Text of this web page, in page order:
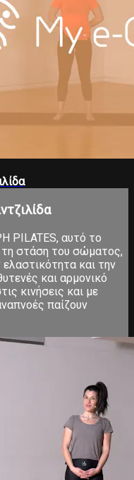
PILATES, αυτό το
στάση του σώματος,
ελαστικότητα και την
και αρμονικό
κινήσεις και με
παίζουν